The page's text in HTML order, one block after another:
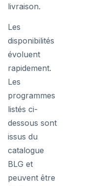
livraison.
Les
disponibilités
évoluent
rapidement.
Les
programmes
listés ci-
dessous sont
issus du
catalogue
BLG et
peuvent être